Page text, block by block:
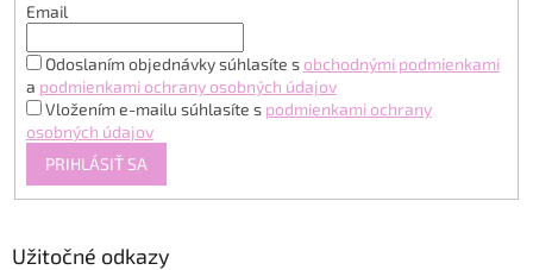
Email
Odoslaním objednávky súhlasíte s obchodnými podmienkami
a podmienkami ochrany osobných údajov
Vložením e-mailu súhlasíte s podmienkami ochrany
osobných údajov
PRIHLÁSIŤ SA
Užitočné odkazy